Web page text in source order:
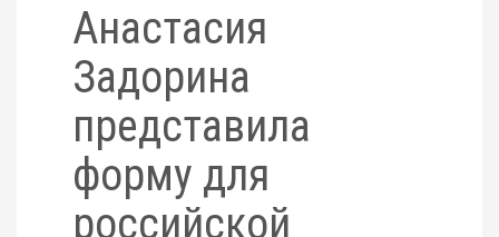
Анастасия
Задорина
представила
форму для
российской